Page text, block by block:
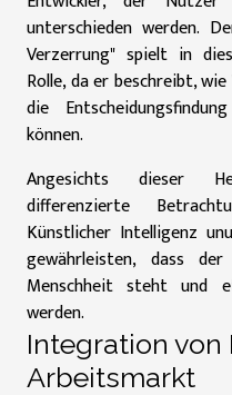
unterschieden werden.
Verzerrung" spielt in
Rolle, da er beschreibt,
die
können.
Angesichts dieser
differenzierte
Künstlicher Intelligenz
gewährleisten, dass
Menschheit steht und
werden.
Integration von
Arbeitsmarkt